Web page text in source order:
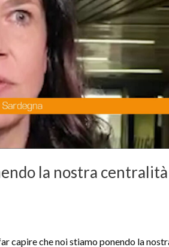
la nostra
capire che noi stiamo ponendo la